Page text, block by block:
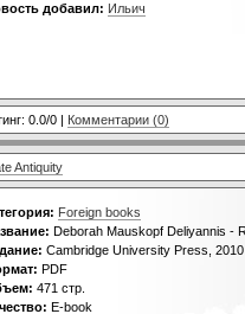
добавил: Ильич
0.0/0 | Комментарии (0)
Antiquity
Foreign books
Deborah Mauskopf Deliyannis -
Cambridge University Press, 2010
PDF
471 стр.
E-book